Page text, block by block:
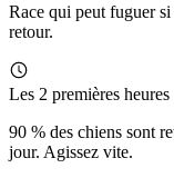
Race qui peut fuguer
retour.
Les 2 premières heures
90 % des chiens sont
jour. Agissez vite.